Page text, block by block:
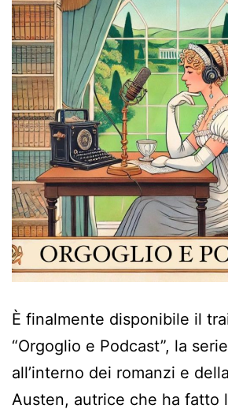
È finalmente disponibile il
“Orgoglio e Podcast”, la
all’interno dei romanzi e
Austen, autrice che ha fatto